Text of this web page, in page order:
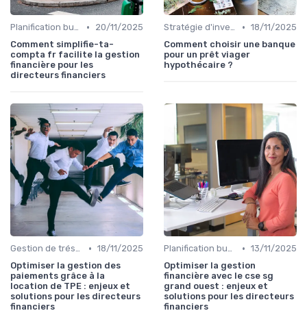
Planification budgétaire •
20/11/2025
Comment simplifie-ta-
compta fr facilite la gestion
financière pour les
directeurs financiers
Stratégie d'investissement • 18/11/2025
Comment choisir une banque
pour un prêt viager
hypothécaire ?
Gestion de trésorerie • 18/11/2025
Optimiser la gestion des
paiements grâce à la
location de TPE : enjeux et
solutions pour les directeurs
financiers
Planification budgétaire • 13/11/2025
Optimiser la gestion
financière avec le cse sg
grand ouest : enjeux et
solutions pour les directeurs
financiers